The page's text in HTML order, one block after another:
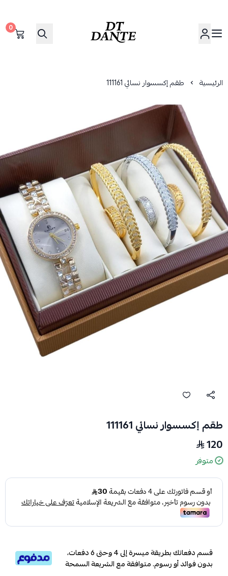
دانتي | DANTE
0
الرئيسية طقم إكسسوار نسائي 111161
طقم إكسسوار نسائي 111161
120
متوفر
قسم دفعاتك بطريقة ميسرة إلى 4 وحتى 6 دفعات،
بدون فوائد أو رسوم. متوافقة مع الشريعة السمحة